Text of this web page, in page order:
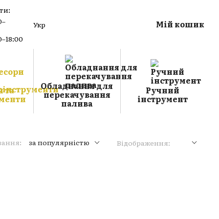
Укр Мій кошик
та Обладнання для
перекачування
палива
Ручний
інструмент
за популярністю Відображення: